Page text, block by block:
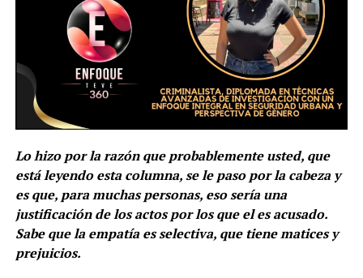
Lo hizo por la razón que probablemente usted, que
está leyendo esta columna, se le paso por la cabeza y
es que, para muchas personas, eso sería una
justificación de los actos por los que el es acusado.
Sabe que la empatía es selectiva, que tiene matices y
prejuicios.